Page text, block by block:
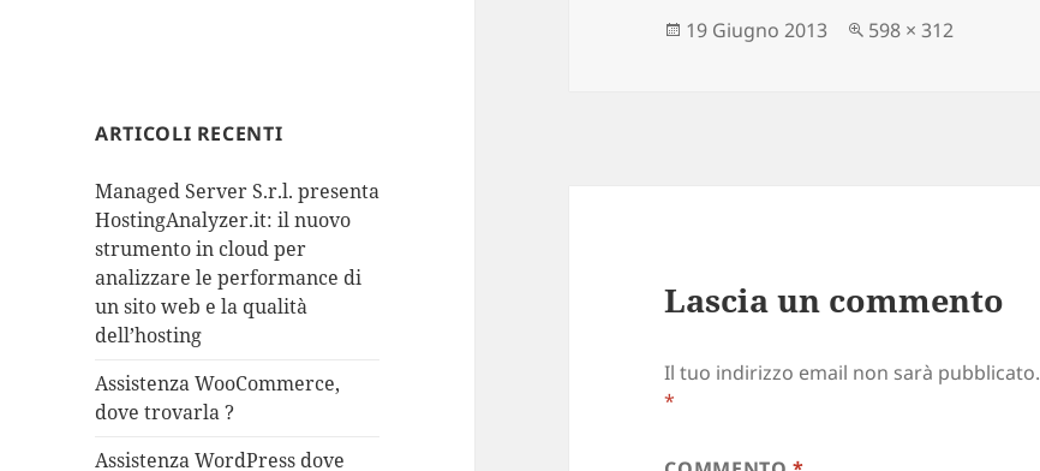
ARTICOLI RECENTI
Managed Server S.r.l. presenta
HostingAnalyzer.it: il nuovo
strumento in cloud per
analizzare le performance di
un sito web e la qualità
dell’hosting
Assistenza WooCommerce,
dove trovarla ?
Assistenza WordPress dove
Scritto
19 Giugno 2013
Dimensione
598 × 312
Lascia un commento
Il tuo indirizzo email non sarà pubblicato.
*